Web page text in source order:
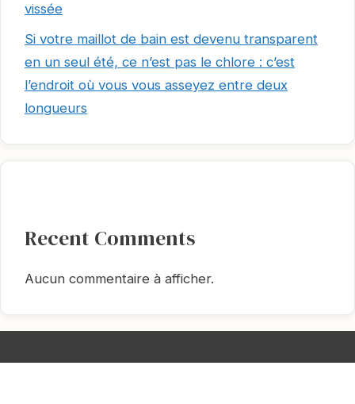
vissée
Si votre maillot de bain est devenu transparent
en un seul été, ce n’est pas le chlore : c’est
l’endroit où vous vous asseyez entre deux
longueurs
Recent Comments
Aucun commentaire à afficher.